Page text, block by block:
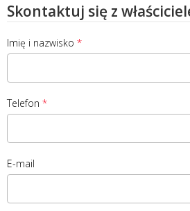
Skontaktuj się z
Imię i nazwisko
Telefon
E-mail